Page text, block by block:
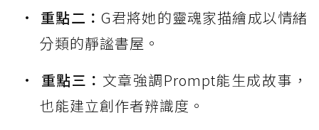
重點二： G君將她的靈魂家描繪成以情緒
分類的靜謐書屋。
重點三： 文章強調Prompt能生成故事，
也能建立創作者辨識度。